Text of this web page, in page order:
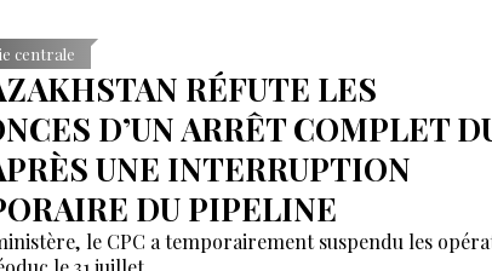
centrale
RÉFUTE LES
D’UN ARRÊT COMPLET
UNE INTERRUPTION
DU PIPELINE
le CPC a temporairement suspendu les